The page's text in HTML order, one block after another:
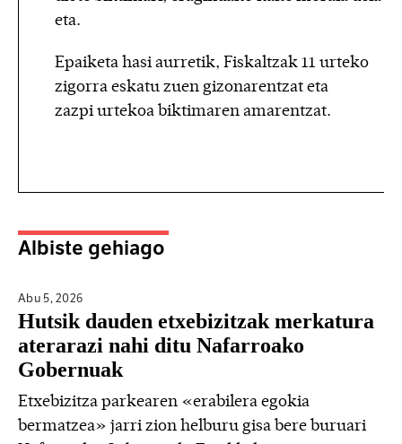
eta.
Epaiketa hasi aurretik, Fiskaltzak 11 urteko
zigorra eskatu zuen gizonarentzat eta
zazpi urtekoa biktimaren amarentzat.
Albiste gehiago
Abu 5,2026
Hutsik dauden etxebizitzak merkatura
aterarazi nahi ditu Nafarroako
Gobernuak
Etxebizitza parkearen «erabilera egokia
bermatzea» jarri zion helburu gisa bere buruari